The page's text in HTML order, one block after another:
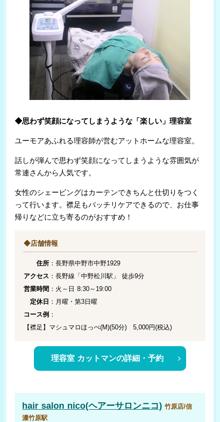
◆思わず笑顔になってしまうような「楽しい」理容室
ユーモアあふれる理容師が営むアットホームな理容室。
話しが弾んで思わず笑顔になってしまうような雰囲気が
常連さんから人気です。
女性のシェービングはカーテンできちんと仕切りをつく
って行います。襟足もバッチリケアできるので、お仕事
帰りなどに立ち寄るのがおすすめ！
◆店舗情報
住所 ：長野県中野市中野1929
アクセス ：長野線「中野松川駅」 徒歩9分
営業時間 ：火～日 8:30～19:00
定休日 ：月曜・第3日曜
コース例 ：
【襟足】マシュマロほっぺ(M)(50分) 5,000円(税込)
理容室 カットマンの詳細・予約
hair salon nico(ヘアーサロンニコ) 竹原店/信
濃竹原駅